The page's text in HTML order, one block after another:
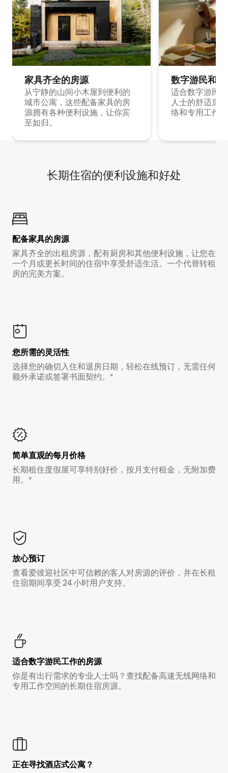
家具齐全的房源
从宁静的山间小木屋到便利的
城市公寓，这些配备家具的房
源拥有各种便利设施，让你宾
至如归。
数字游民和
适合数字游民
人士的舒适房
络和专用工作
长期住宿的便利设施和好处
配备家具的房源
家具齐全的出租房源，配有厨房和其他便利设施，让您在
一个月或更长时间的住宿中享受舒适生活。一个代替转租
房的完美方案。
您所需的灵活性
选择您的确切入住和退房日期，轻松在线预订，无需任何
额外承诺或签署书面契约。*
简单直观的每月价格
长期租住度假屋可享特别好价，按月支付租金，无附加费
用。*
放心预订
查看爱彼迎社区中可信赖的客人对房源的评价，并在长租
住宿期间享受 24 小时用户支持。
适合数字游民工作的房源
你是有出行需求的专业人士吗？查找配备高速无线网络和
专用工作空间的长期住宿房源。
正在寻找酒店式公寓？